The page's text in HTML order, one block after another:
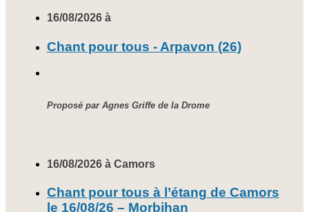
16/08/2026 à
Chant pour tous - Arpavon (26)
Proposé par Agnes Griffe de la Drome
16/08/2026 à Camors
Chant pour tous à l’étang de Camors
le 16/08/26 – Morbihan